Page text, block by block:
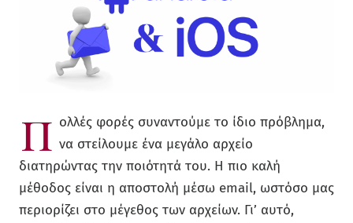
Π ολλές φορές συναντούμε το ίδιο πρόβλημα,
να στείλουμε ένα μεγάλο αρχείο
διατηρώντας την ποιότητά του. Η πιο καλή
μέθοδος είναι η αποστολή μέσω email, ωστόσο μας
περιορίζει στο μέγεθος των αρχείων. Γι’ αυτό,